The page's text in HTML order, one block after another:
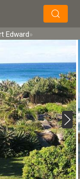
Soek
Edward